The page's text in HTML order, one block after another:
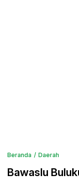
Beranda Daerah
Bawaslu